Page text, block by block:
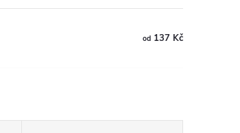
od 137 Kč